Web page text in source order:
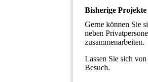
Bisherige Projekte
Gerne können Sie
neben
zusammenarbeiten.
Lassen Sie sich
Besuch.